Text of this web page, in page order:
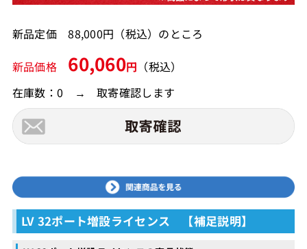
新品定価 88,000円（税込）のところ
新品価格 60,060円 （税込）
在庫数：0 → 取寄確認します
LV 32ポート増設ライセンス 【補足説明】